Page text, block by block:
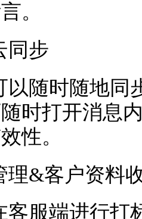
。
同步
以随时随地同
时打开消息
性。
理&客户资料
客服端进行打